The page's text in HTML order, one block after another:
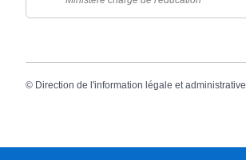
© Direction de l'information légale et administrative